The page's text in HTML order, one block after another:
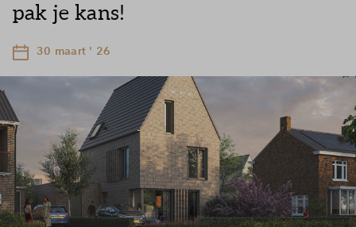
pak je kans!
30 maart ' 26